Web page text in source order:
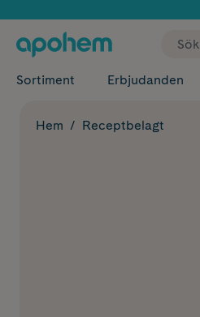
Sortiment Erbjudanden
Hem Receptbelagt